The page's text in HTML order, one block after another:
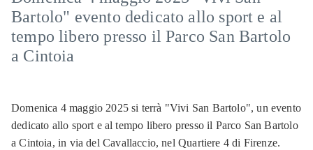
Bartolo" evento dedicato allo sport e al
tempo libero presso il Parco San Bartolo
a Cintoia
Domenica 4 maggio 2025 si terrà "Vivi San Bartolo", un evento
dedicato allo sport e al tempo libero presso il Parco San Bartolo
a Cintoia, in via del Cavallaccio, nel Quartiere 4 di Firenze.